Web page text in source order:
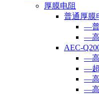
厚膜电阻
普通厚膜
—普
—高
AEC-
—高
—超
—高
—高